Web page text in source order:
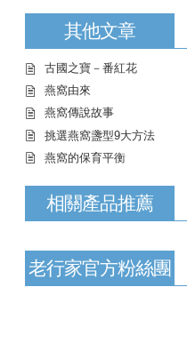
其他文章
古國之寶－番紅花
燕窩由來
燕窩傳說故事
挑選燕窩盞型9大方法
燕窩的保育平衡
相關產品推薦
老行家官方粉絲團